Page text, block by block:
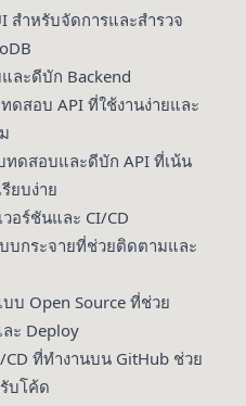
สำหรับจัดการและสำรวจ
ละดีบัก Backend
ดสอบ API ที่ใช้งานง่ายและ
ทดสอบและดีบัก API ที่เน้น
ยบง่าย
อร์ชันและ CI/CD
บกระจายที่ช่วยติดตามและ
บ Open Source ที่ช่วย
ะ Deploy
CD ที่ทำงานบน GitHub ช่วย
บโค้ด